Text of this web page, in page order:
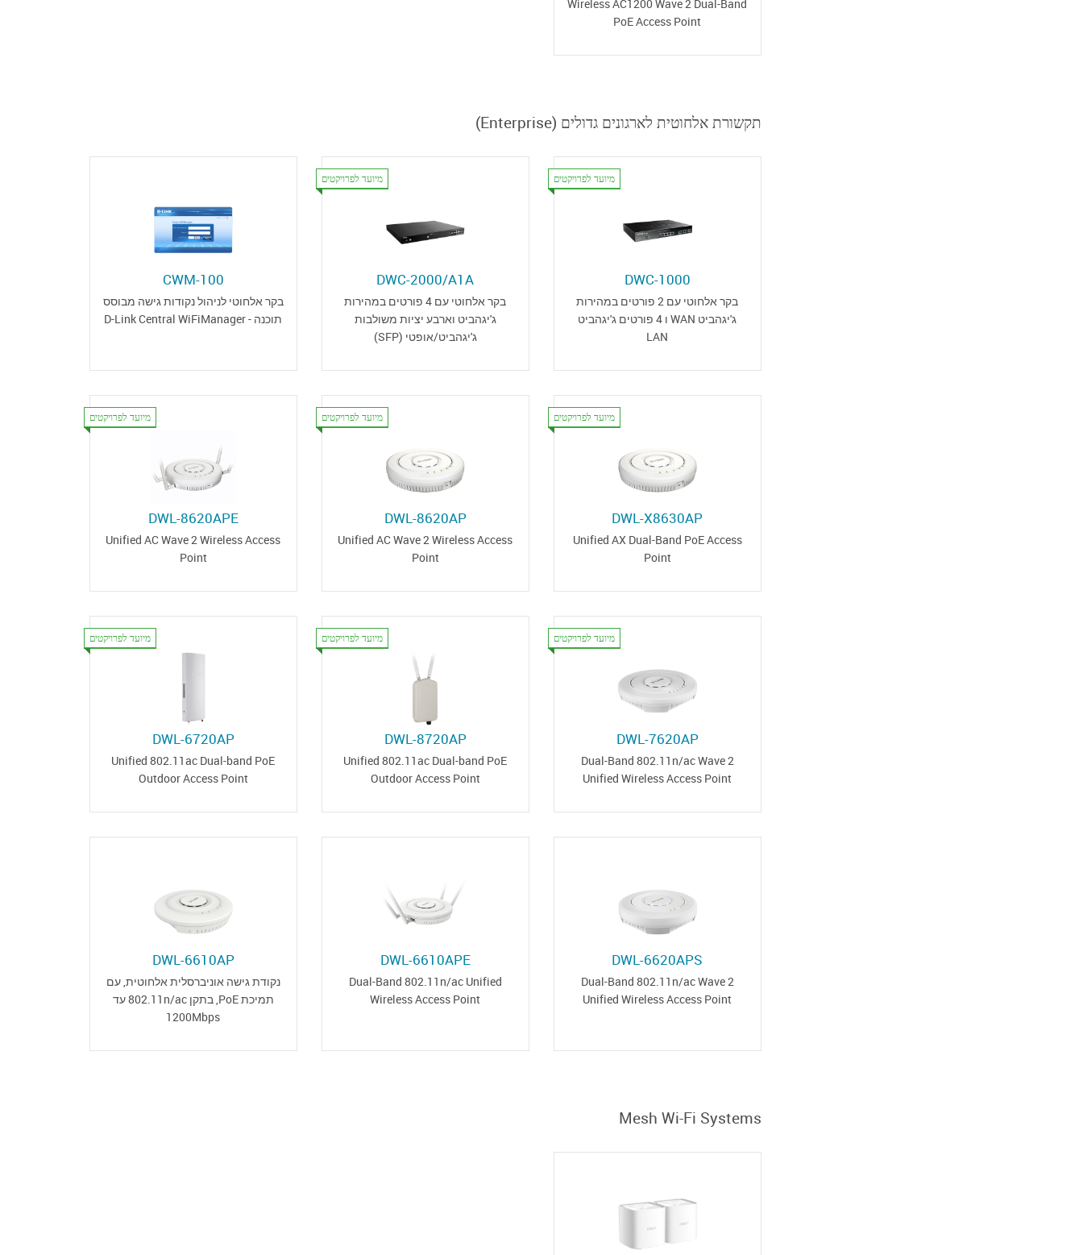
Wireless AC1200 Wave 2 Dual-Band
PoE Access Point
תקשורת אלחוטית לארגונים גדולים (Enterprise)
מיועד לפרויקטים
DWC-1000
בקר אלחוטי עם 2 פורטים במהירות
ג'יגהביט WAN ו 4 פורטים ג'יגהביט
LAN
מיועד לפרויקטים
DWC-2000/A1A
בקר אלחוטי עם 4 פורטים במהירות
ג'יגהביט וארבע יציות משולבות
ג'יגהביט/אופטי (SFP)
CWM-100
בקר אלחוטי לניהול נקודות גישה מבוסס
תוכנה - D-Link Central WiFiManager
מיועד לפרויקטים
DWL-X8630AP
Unified AX Dual-Band PoE Access
Point
מיועד לפרויקטים
DWL-8620AP
Unified AC Wave 2 Wireless Access
Point
מיועד לפרויקטים
DWL-8620APE
Unified AC Wave 2 Wireless Access
Point
מיועד לפרויקטים
DWL-7620AP
Dual-Band 802.11n/ac Wave 2
Unified Wireless Access Point
מיועד לפרויקטים
DWL-8720AP
Unified 802.11ac Dual-band PoE
Outdoor Access Point
מיועד לפרויקטים
DWL-6720AP
Unified 802.11ac Dual-band PoE
Outdoor Access Point
DWL-6620APS
Dual-Band 802.11n/ac Wave 2
Unified Wireless Access Point
DWL-6610APE
Dual-Band 802.11n/ac Unified
Wireless Access Point
DWL-6610AP
נקודת גישה אוניברסלית אלחוטית, עם
תמיכת PoE, בתקן 802.11n/ac עד
1200Mbps
Mesh Wi-Fi Systems